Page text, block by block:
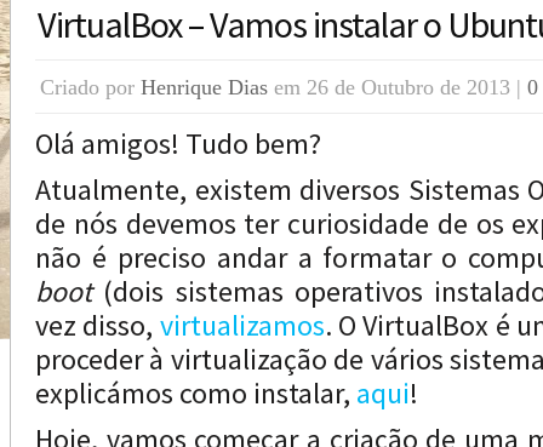
VirtualBox – Vamos instalar o
Criado por Henrique Dias em 26 de Outubro de 2013 | 0
Olá amigos! Tudo bem?
Atualmente, existem diversos Sistemas
de nós devemos ter curiosidade de os
não é preciso andar a formatar o
boot (dois sistemas operativos
vez disso, virtualizamos. O VirtualBox é
proceder à virtualização de vários
explicámos como instalar, aqui!
Hoje, vamos começar a criação de uma